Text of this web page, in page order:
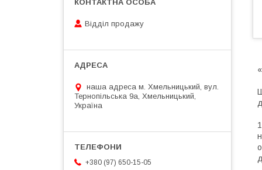
Відділ продажу
наша адреса м. Хмельницький, вул.
Тернопільська 9а, Хмельницький,
Україна
+380 (97) 650-15-05